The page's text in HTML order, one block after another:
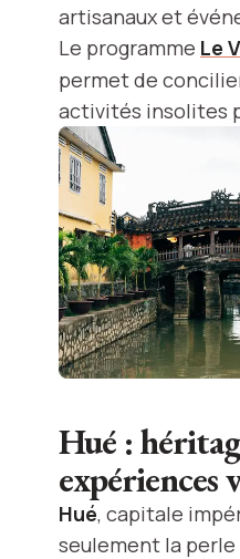
artisanaux et
Le programme Le
permet de
activités insolites
Hué :
expériences
Hué, capitale
seulement la